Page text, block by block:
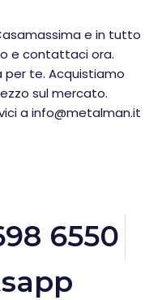
e in tutto
e contattaci ora.
per te. Acquistiamo
sul mercato.
a info@metalman.it
6550